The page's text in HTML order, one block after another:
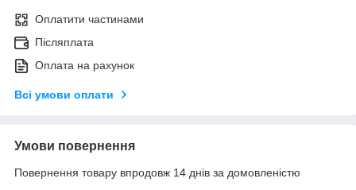
Оплатити частинами
Післяплата
Оплата на рахунок
Всі умови оплати
Умови повернення
Повернення товару впродовж 14 днів за домовленістю